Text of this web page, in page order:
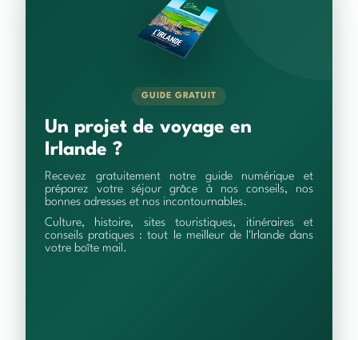
GUIDE GRATUIT
Un projet de voyage en
Irlande ?
Recevez gratuitement notre guide numérique et
préparez votre séjour grâce à nos conseils, nos
bonnes adresses et nos incontournables.
Culture, histoire, sites touristiques, itinéraires et
conseils pratiques : tout le meilleur de l'Irlande dans
votre boîte mail.